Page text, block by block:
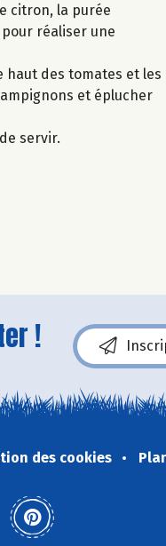
citron, la purée
pour réaliser une
haut des tomates et les
et éplucher
servir.
!
des cookies